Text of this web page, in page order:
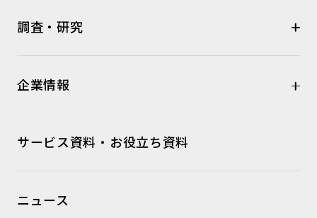
調査・研究
企業情報
サービス資料・お役立ち資料
ニュース